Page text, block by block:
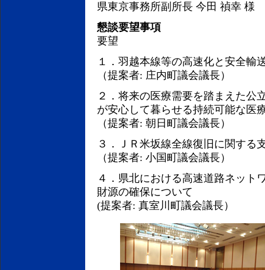
県東京事務所副所長 今田 禎幸 様
懇談要望事項
要望
１．羽越本線等の高速化と安全輸
（提案者: 庄内町議会議長）
２．将来の医療需要を踏まえた公
が安心して暮らせる持続可能な医
（提案者: 朝日町議会議長）
３．ＪＲ米坂線全線復旧に関する
（提案者: 小国町議会議長）
４．県北における高速道路ネット
財源の確保について
(提案者: 真室川町議会議長）